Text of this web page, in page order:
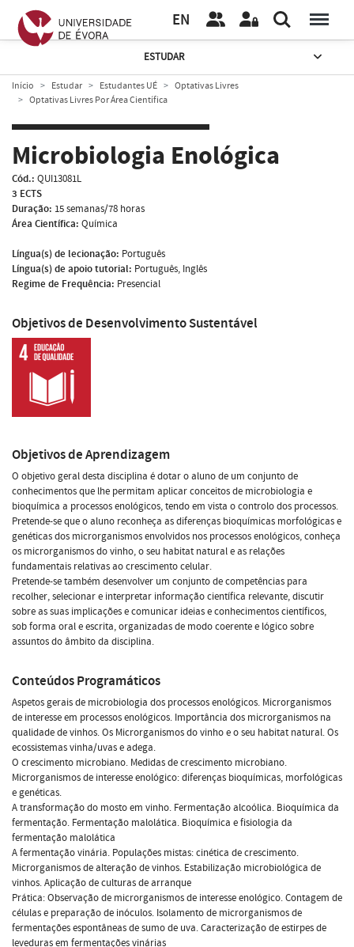
EN
ESTUDAR
Início Estudar Estudantes UÉ
Optativas Livres
Optativas Livres Por Área Científica
Microbiologia Enológica
Cód.: QUI13081L
3 ECTS
Duração: 15 semanas/78 horas
Área Científica: Química
Língua(s) de lecionação: Português
Língua(s) de apoio tutorial: Português, Inglês
Regime de Frequência: Presencial
Objetivos de Desenvolvimento Sustentável
Objetivos de Aprendizagem
O objetivo geral desta disciplina é dotar o aluno de um conjunto de
conhecimentos que lhe permitam aplicar conceitos de microbiologia e
bioquímica a processos enológicos, tendo em vista o controlo dos processos.
Pretende-se que o aluno reconheça as diferenças bioquímicas morfológicas e
genéticas dos microrganismos envolvidos nos processos enológicos, conheça
os microrganismos do vinho, o seu habitat natural e as relações
fundamentais relativas ao crescimento celular.
Pretende-se também desenvolver um conjunto de competências para
recolher, selecionar e interpretar informação científica relevante, discutir
sobre as suas implicações e comunicar ideias e conhecimentos científicos,
sob forma oral e escrita, organizadas de modo coerente e lógico sobre
assuntos do âmbito da disciplina.
Conteúdos Programáticos
Aspetos gerais de microbiologia dos processos enológicos. Microrganismos
de interesse em processos enológicos. Importância dos microrganismos na
qualidade de vinhos. Os Microrganismos do vinho e o seu habitat natural. Os
ecossistemas vinha/uvas e adega.
O crescimento microbiano. Medidas de crescimento microbiano.
Microrganismos de interesse enológico: diferenças bioquímicas, morfológicas
e genéticas.
A transformação do mosto em vinho. Fermentação alcoólica. Bioquímica da
fermentação. Fermentação malolática. Bioquímica e fisiologia da
fermentação malolática
A fermentação vinária. Populações mistas: cinética de crescimento.
Microrganismos de alteração de vinhos. Estabilização microbiológica de
vinhos. Aplicação de culturas de arranque
Prática: Observação de microrganismos de interesse enológico. Contagem de
células e preparação de inóculos. Isolamento de microrganismos de
fermentações espontâneas de sumo de uva. Caracterização de estirpes de
leveduras em fermentações vinárias